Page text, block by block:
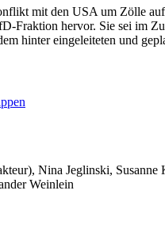
mit den USA um Zölle
Fraktion hervor. Sie sei im
hinter eingeleiteten und
Nina Jeglinski, Susanne
Weinlein